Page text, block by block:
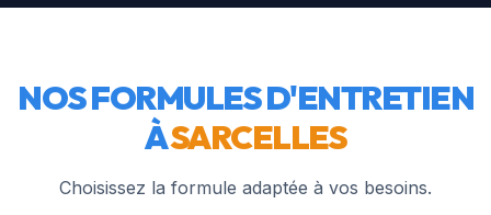
NOS FORMULES D'ENTRETIEN
ÀSARCELLES
Choisissez la formule adaptée à vos besoins.